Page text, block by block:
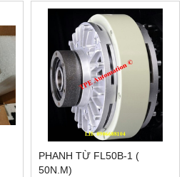
PHANH TỪ FL50B-1 (
50N.M)